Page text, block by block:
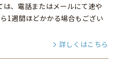
、電話またはメールにて速や
1週間ほどかかる場合もござい
詳しくはこちら